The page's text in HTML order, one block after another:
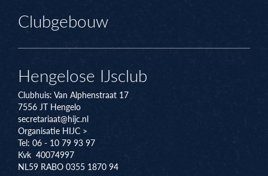
Clubgebouw
Hengelose IJsclub
Clubhuis: Van Alphenstraat 17
7556 JT Hengelo
secretariaat@hijc.nl
Organisatie HIJC >
Tel: 06 - 10 79 93 97
Kvk 40074997
NL59 RABO 0355 1870 94